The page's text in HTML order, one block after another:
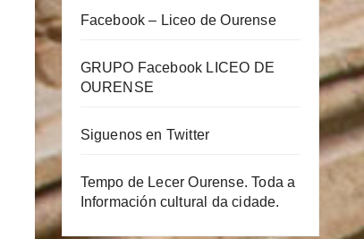
Facebook – Liceo de Ourense
GRUPO Facebook LICEO DE
OURENSE
Siguenos en Twitter
Tempo de Lecer Ourense. Toda a
Información cultural da cidade.